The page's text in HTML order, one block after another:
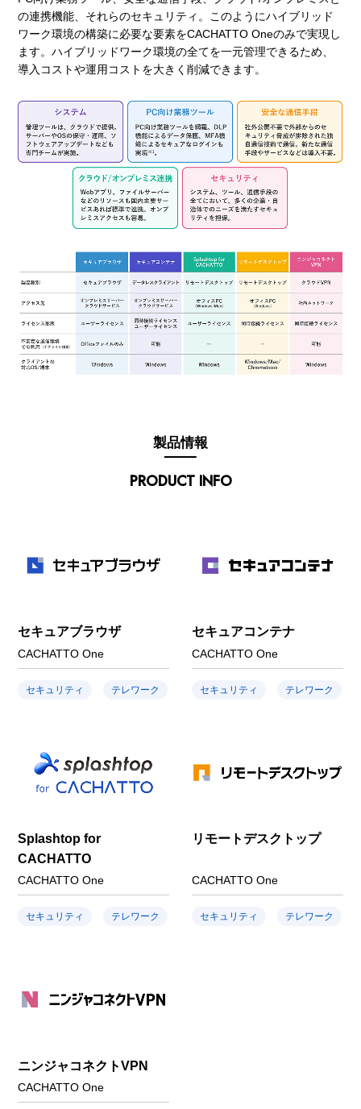
の連携機能、それらのセキュリティ。このようにハイブリッド
ワーク環境の構築に必要な要素をCACHATTO Oneのみで実現し
ます。ハイブリッドワーク環境の全てを一元管理できるため、
導入コストや運用コストを大きく削減できます。
PRODUCT INFO
製品情報
セキュアブラウザ
CACHATTO One
セキュリティ テレワーク
セキュアコンテナ
CACHATTO One
セキュリティ テレワーク
Splashtop for
CACHATTO
CACHATTO One
セキュリティ テレワーク
リモートデスクトップ
CACHATTO One
セキュリティ テレワーク
ニンジャコネクトVPN
CACHATTO One